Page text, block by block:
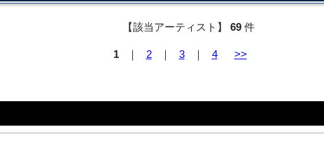
【該当アーティスト】 69件
1｜ 2｜ 3｜ 4 >>